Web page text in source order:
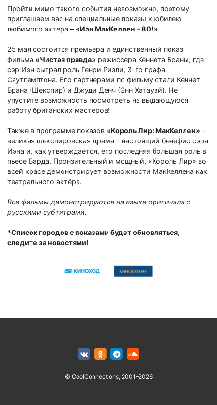
Пройти мимо такого события невозможно, поэтому
приглашаем вас на специальные показы к юбилею
любимого актера – «Иэн МакКеллен – 80!».
25 мая состоится премьера и единственный показ
фильма «Чистая правда» режиссера Кеннета Браны, где
сэр Иэн сыграл роль Генри Ризли, 3-го графа
Саутгемптона. Его партнерами по фильму стали Кеннет
Брана (Шекспир) и Джуди Денч (Энн Хатауэй). Не
упустите возможность посмотреть на выдающуюся
работу британских мастеров!
Также в программе показов «Король Лир: МакКеллен» –
великая шекспировская драма – настоящий бенефис сэра
Иэна и, как утверждается, его последняя большая роль в
пьесе Барда. Пронзительный и мощный, «Король Лир» во
всей красе демонстрирует возможности МакКеллена как
театрального актёра.
Все фильмы демонстрируются на языке оригинала с
русскими субтитрами.
*Список городов с показами будет обновляться,
следите за новостями!
© CoolConnections, 2001–2026